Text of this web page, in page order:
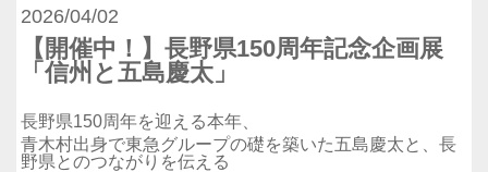
2026/04/02
【開催中！】長野県150周年記念企画展
「信州と五島慶太」
長野県150周年を迎える本年、
青木村出身で東急グループの礎を築いた五島慶太と、長
野県とのつながりを伝える